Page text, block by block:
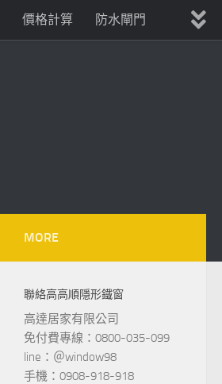
價格計算 防水閘門
MORE
聯絡高高順隱形鐵窗
高達居家有限公司
免付費專線：0800-035-099
line：＠window98
手機：0908-918-918